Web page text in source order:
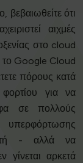
ότι
αιχμές
στο cloud
το Google Cloud
πόρους κατά
για να
σε πολλούς
υπερφόρτωσης
- αλλά να
γίνεται αρκετά